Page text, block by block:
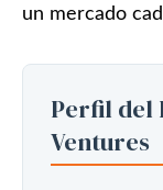
un mercado
Perfil del
Ventures